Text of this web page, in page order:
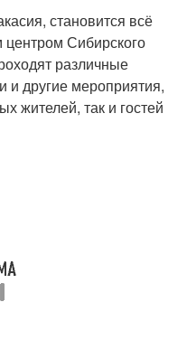
становится всё
Сибирского
различные
и другие мероприятия,
жителей, так и гостей